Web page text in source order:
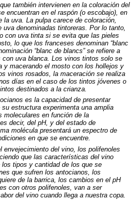
también intervienen en la coloración del
encuentran en el raspón (o escobajo), en
uva. La pulpa carece de coloración,
denominadas tintoreras. Por lo tanto,
con uva tinta si se evita que las pieles
lo que los franceses denominan “blanc
“blanc de blancs” se refiere a
uva blanca. Los vinos tintos solo se
y macerando el mosto con los hollejos y
vinos rosados, la maceración se realiza
días en el caso de los tintos jóvenes o
destinados a la crianza.
es la capacidad de presentar
estructura experimenta una amplia
moleculares en función de la
decir, del pH, y del estado de
molécula presentará un espectro de
en que se encuentre.
envejecimiento del vino, los polifenoles
que las características del vino
los tipos y cantidad de los que se
que sufren los antocianos, los
de la barrica, los cambios en el pH
con otros polifenoles, van a ser
del vino cuando llega a nuestra copa.